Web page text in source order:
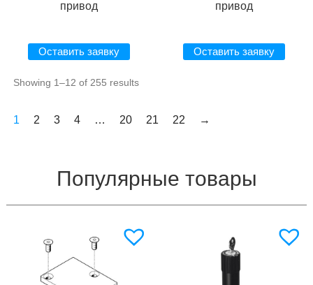
привод
Оставить заявку
привод
Оставить заявку
Showing 1–12 of 255 results
1 2 3 4 … 20 21 22 →
Популярные товары